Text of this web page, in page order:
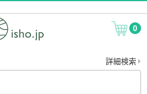
0
詳細検索